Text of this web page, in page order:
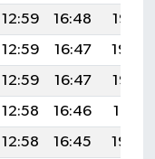
12:59 16:48
19:55
12:59 16:47
19:54
12:59 16:47
19:52
12:58 16:46
19:51
12:58 16:45
19:50